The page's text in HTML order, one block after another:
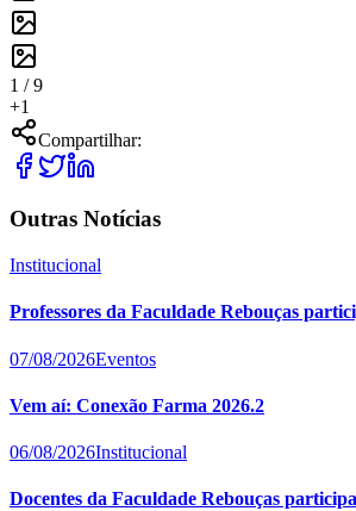
1 /9
+1
Compartilhar:
Outras Notícias
Institucional
Professores da Faculdade Rebouças
07/08/2026Eventos
Vem aí: Conexão Farma 2026.2
06/08/2026Institucional
Docentes da Faculdade Rebouças